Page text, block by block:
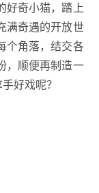
好奇小猫，踏上
满奇遇的开放世
个角落，结交各
，顺便再制造一
好戏呢？